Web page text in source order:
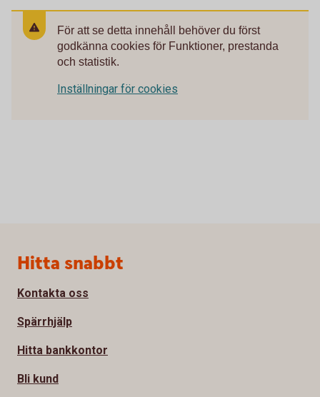
För att se detta innehåll behöver du först
godkänna cookies för Funktioner, prestanda
och statistik.
Inställningar för cookies
Sidfot
Hitta snabbt
Kontakta oss
Spärrhjälp
Hitta bankkontor
Bli kund